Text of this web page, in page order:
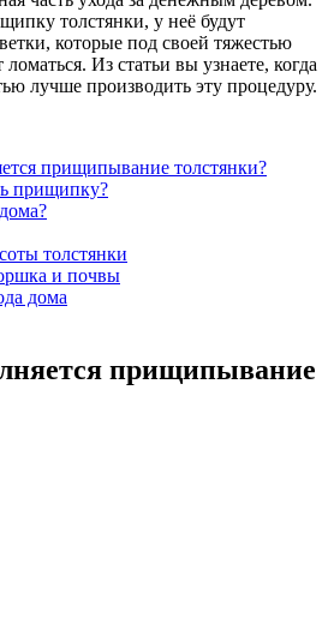
толстянки, у неё будут
которые под своей тяжестью
Из статьи вы узнаете, когда
лучше производить эту процедуру.
прищипывание толстянки?
прищипку?
толстянки
и почвы
дома
прищипывание